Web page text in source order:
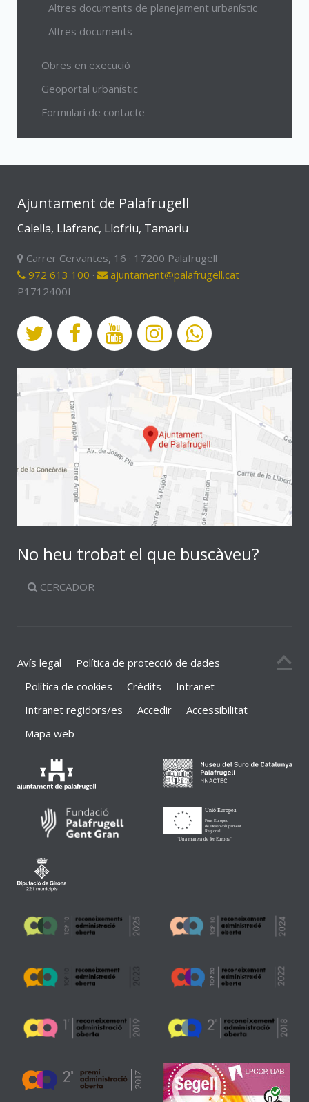
Altres documents de planejament urbanístic
Altres documents
Obres en execució
Geoportal urbanístic
Formulari de contacte
Ajuntament de Palafrugell
Calella, Llafranc, Llofriu, Tamariu
Carrer Cervantes, 16 · 17200 Palafrugell
972 613 100 ·
ajuntament@palafrugell.cat
P1712400I
No heu trobat el que buscàveu?
CERCADOR
Avís legal
Política de protecció de dades
Política de cookies
Crèdits
Intranet
Intranet regidors/es
Accedir
Accessibilitat
Mapa web